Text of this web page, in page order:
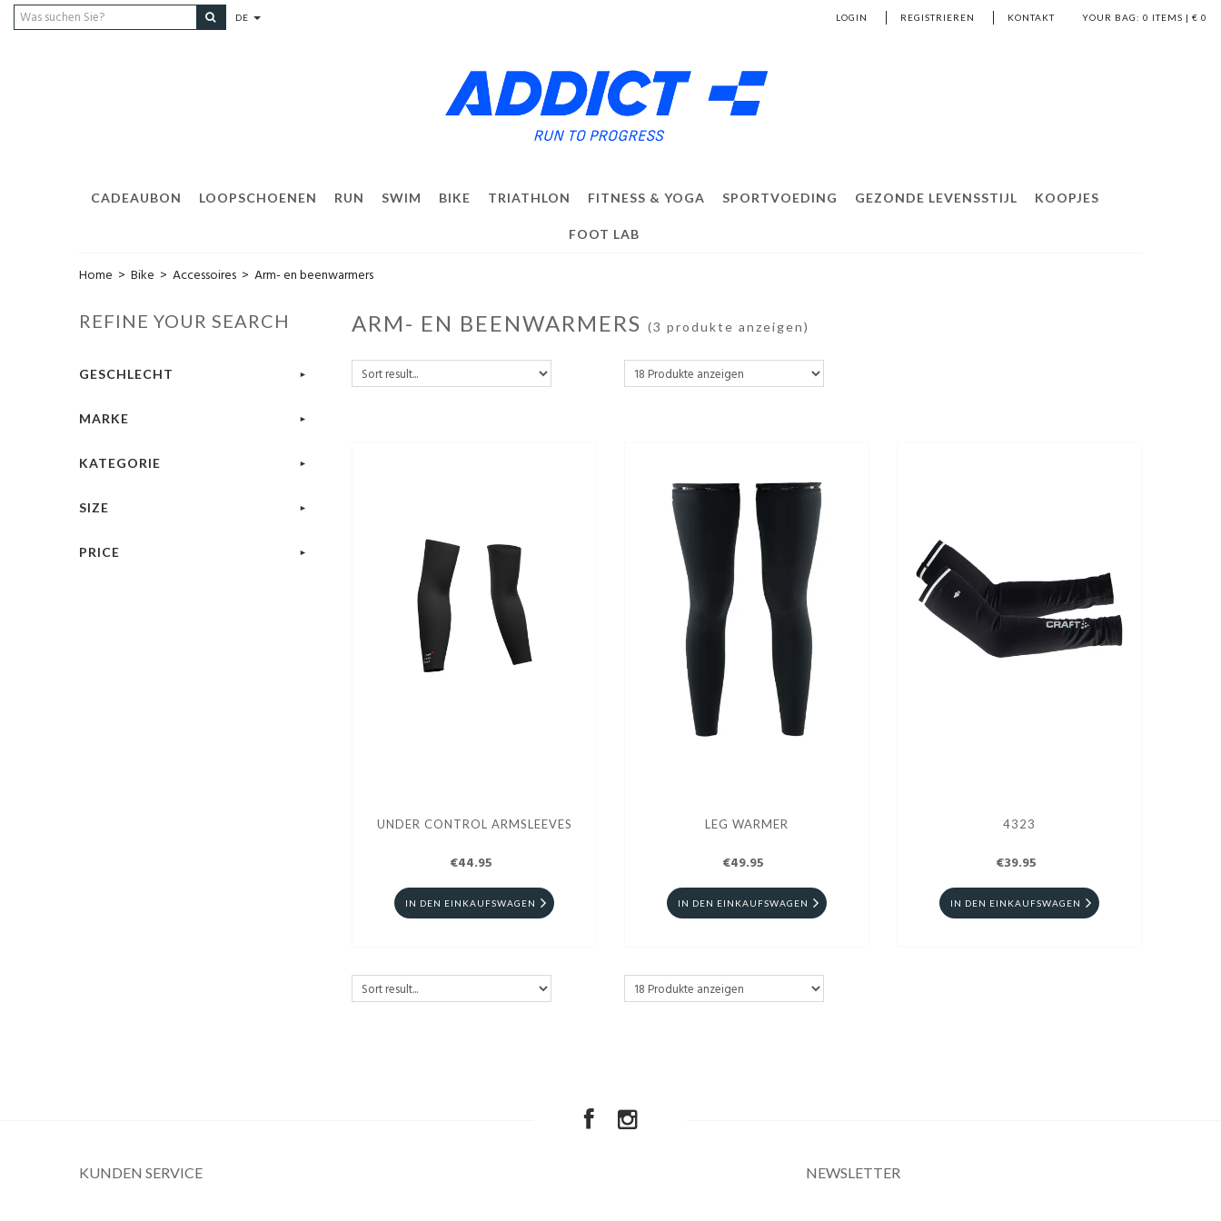
DE YOUR BAG: 0 ITEMS | € 0
LOGIN REGISTRIEREN KONTAKT
CADEAUBON LOOPSCHOENEN RUN SWIM BIKE TRIATHLON FITNESS & YOGA SPORTVOEDING GEZONDE LEVENSSTIJL KOOPJES
FOOT LAB
Home > Bike > Accessoires > Arm- en beenwarmers
REFINE YOUR SEARCH
GESCHLECHT
MARKE
KATEGORIE
SIZE
PRICE
ARM- EN BEENWARMERS (3 produkte anzeigen)
UNDER CONTROL ARMSLEEVES
€44.95
IN DEN EINKAUFSWAGEN
LEG WARMER
€49.95
IN DEN EINKAUFSWAGEN
4323
€39.95
IN DEN EINKAUFSWAGEN
KUNDEN SERVICE NEWSLETTER